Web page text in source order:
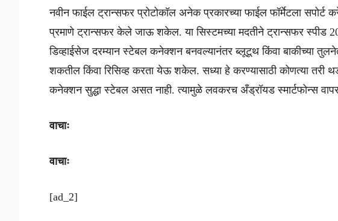
नवीन फाईल ट्रान्सफर प्रोटोकॉल अनेक प्रकारच्या फाईल फॉर्मेटला सपोर्ट
प्रमाणे ट्रान्सफर केले जाऊ शकेल. या सिस्टमच्या मदतीने ट्रान्सफर स्पीड
डिव्हाईसेज दरम्यान स्टेबल कनेक्शन बनवल्यानंतर ब्लूटूथ किंवा बाकीच्या
शकतील किंवा रिसिव्ह करता येऊ शकेल. सध्या हे करण्यासाठी कोणत्या तरी
कनेक्शन सुद्धा स्टेबल असत नाही. त्यामुळे लवकरच अँड्रॉयड स्मार्टफोन्स
वाचाः
वाचाः
[ad_2]